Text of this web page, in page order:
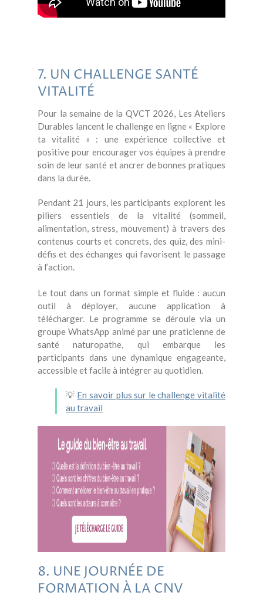
7. UN CHALLENGE SANTÉ
VITALITÉ
Pour la semaine de la QVCT 2026, Les Ateliers
Durables lancent le challenge en ligne « Explore
ta vitalité » : une expérience collective et
positive pour encourager vos équipes à prendre
soin de leur santé et ancrer de bonnes pratiques
dans la durée.
Pendant 21 jours, les participants explorent les
piliers essentiels de la vitalité (sommeil,
alimentation, stress, mouvement) à travers des
contenus courts et concrets, des quiz, des mini-
défis et des échanges qui favorisent le passage
à l’action.
Le tout dans un format simple et fluide : aucun
outil à déployer, aucune application à
télécharger. Le programme se déroule via un
groupe WhatsApp animé par une praticienne de
santé naturopathe, qui embarque les
participants dans une dynamique engageante,
accessible et facile à intégrer au quotidien.
💡 En savoir plus sur le challenge vitalité
au travail
8. UNE JOURNÉE DE
FORMATION À LA CNV